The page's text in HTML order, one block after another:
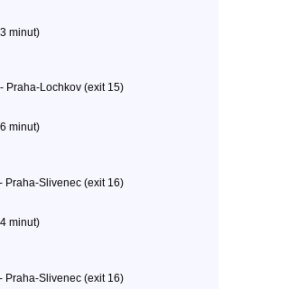
minut)
Praha-Lochkov (exit 15)
minut)
Praha-Slivenec (exit 16)
minut)
Praha-Slivenec (exit 16)